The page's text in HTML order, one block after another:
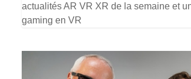
actualités AR VR XR de la semaine et
gaming en VR